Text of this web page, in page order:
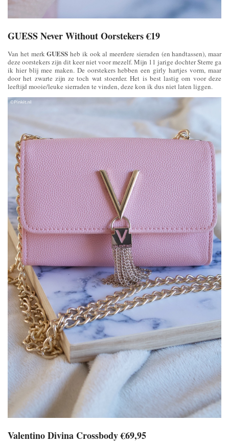
GUESS Never Without Oorstekers €19
Van het merkGUESS heb ik ook al meerdere sieraden (en handtassen), maar
deze oorstekers zijn dit keer niet voor mezelf. Mijn 11 jarige dochter Sterre ga
ik hier blij mee maken. De oorstekers hebben een girly hartjes vorm, maar
door het zwarte zijn ze toch wat stoerder. Het is best lastig om voor deze
leeftijd mooie/leuke sierraden te vinden, deze kon ik dus niet laten liggen.
Valentino Divina Crossbody €69,95